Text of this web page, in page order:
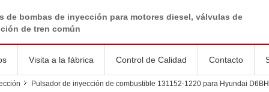
de bombas de inyección para motores diesel, válvulas de
de tren común
Visita a la fábrica Control de Calidad Contacto
Pulsador de inyección de combustible 131152-1220 para Hyundai D6BH